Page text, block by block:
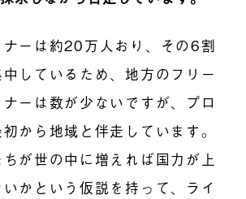
ナーは約20万人おり、その6割
しているため、地方のフリー
ーは数が少ないですが、プロ
から地域と伴走しています。
が世の中に増えれば国力が上
かという仮説を持って、ライ